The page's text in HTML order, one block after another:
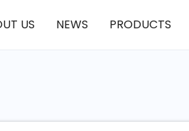
US NEWS PRODUCTS